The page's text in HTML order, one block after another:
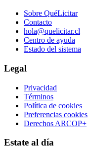
Sobre QuéLicitar
Contacto
hola@quelicitar.cl
Centro de ayuda
Estado del sistema
Legal
Privacidad
Términos
Política de cookies
Preferencias cookies
Derechos ARCOP+
Estate al día